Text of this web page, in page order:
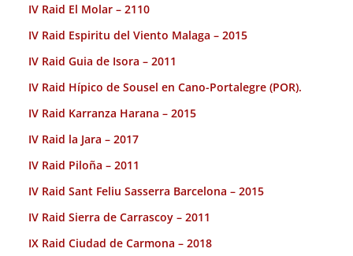
IV Raid El Molar – 2110
IV Raid Espiritu del Viento Malaga – 2015
IV Raid Guia de Isora – 2011
IV Raid Hípico de Sousel en Cano-Portalegre (POR).
IV Raid Karranza Harana – 2015
IV Raid la Jara – 2017
IV Raid Piloña – 2011
IV Raid Sant Feliu Sasserra Barcelona – 2015
IV Raid Sierra de Carrascoy – 2011
IX Raid Ciudad de Carmona – 2018